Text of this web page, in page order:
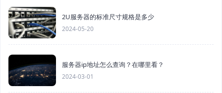
2U服务器的标准尺寸规格是多少
2024-05-20
服务器ip地址怎么查询？在哪里看？
2024-03-01